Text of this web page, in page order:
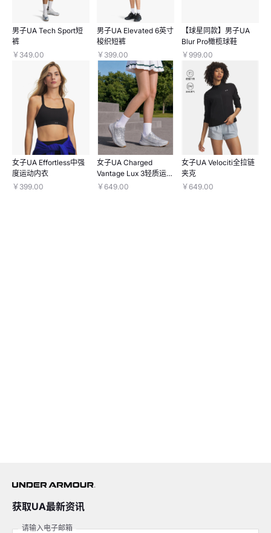
男子UA Tech Sport短
裤
￥349.00
男子UA Elevated 6英寸
梭织短裤
￥399.00
【球星同款】男子UA
Blur Pro橄榄球鞋
￥999.00
女子UA Effortless中强
度运动内衣
￥399.00
女子UA Charged
Vantage Lux 3轻质运动
休闲鞋
￥649.00
女子UA Velociti全拉链
夹克
￥649.00
获取UA最新资讯
请输入电子邮箱